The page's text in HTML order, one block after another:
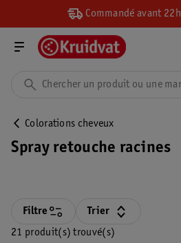
Commandé avant
Colorations cheveux
Spray retouche racines
21 produit(s) trouvé(s)
Filtre Trier